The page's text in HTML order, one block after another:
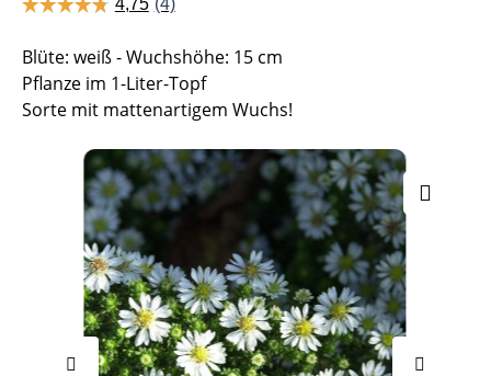
Blüte: weiß - Wuchshöhe: 15 cm
Pflanze im 1-Liter-Topf
Sorte mit mattenartigem Wuchs!